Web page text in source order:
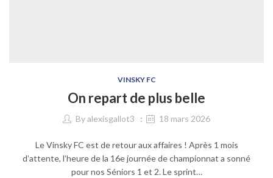
VINSKY FC
On repart de plus belle
Byalexisgallot3 18 mars 2026
Le Vinsky FC est de retour aux affaires ! Après 1 mois
d’attente, l’heure de la 16e journée de championnat a sonné
pour nos Séniors 1 et 2. Le sprint…